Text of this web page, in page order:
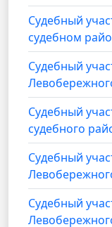
Судебный
судебном
Судебный
Судебный
судебного
Судебный
Судебный